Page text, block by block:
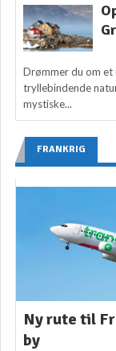
Drømmer du om
tryllebindende
mystiske...
FRANKRIG
Ny rute til
by